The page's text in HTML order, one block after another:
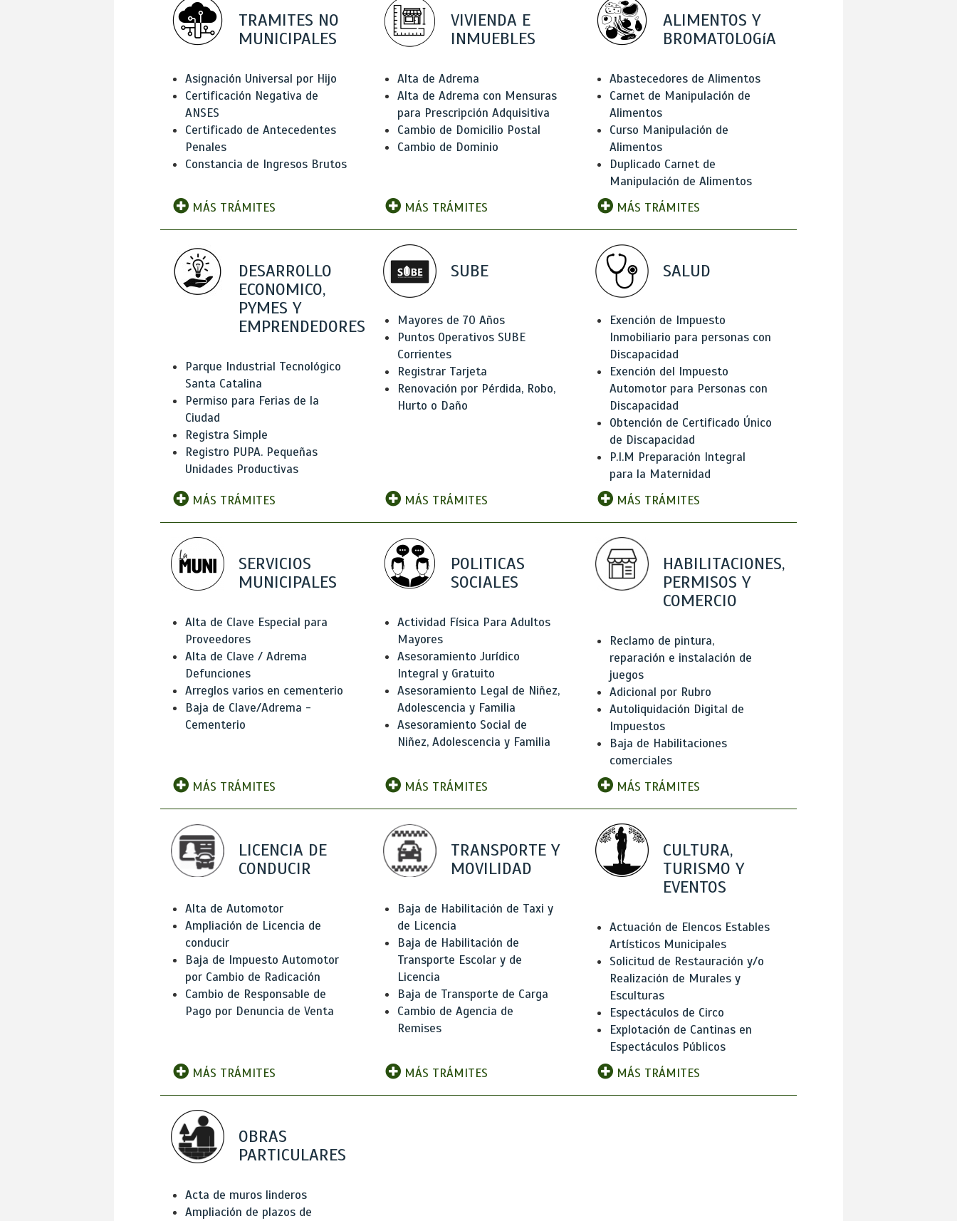
TRAMITES NO
MUNICIPALES
Asignación Universal por Hijo
Certificación Negativa de
ANSES
Certificado de Antecedentes
Penales
Constancia de Ingresos Brutos
MÁS TRÁMITES
VIVIENDA E
INMUEBLES
Alta de Adrema
Alta de Adrema con Mensuras
para Prescripción Adquisitiva
Cambio de Domicilio Postal
Cambio de Dominio
MÁS TRÁMITES
ALIMENTOS Y
BROMATOLOGíA
Abastecedores de Alimentos
Carnet de Manipulación de
Alimentos
Curso Manipulación de
Alimentos
Duplicado Carnet de
Manipulación de Alimentos
MÁS TRÁMITES
DESARROLLO
ECONOMICO,
PYMES Y
EMPRENDEDORES
Parque Industrial Tecnológico
Santa Catalina
Permiso para Ferias de la
Ciudad
Registra Simple
Registro PUPA. Pequeñas
Unidades Productivas
MÁS TRÁMITES
SUBE
Mayores de 70 Años
Puntos Operativos SUBE
Corrientes
Registrar Tarjeta
Renovación por Pérdida, Robo,
Hurto o Daño
MÁS TRÁMITES
SALUD
Exención de Impuesto
Inmobiliario para personas con
Discapacidad
Exención del Impuesto
Automotor para Personas con
Discapacidad
Obtención de Certificado Único
de Discapacidad
P.I.M Preparación Integral
para la Maternidad
MÁS TRÁMITES
SERVICIOS
MUNICIPALES
Alta de Clave Especial para
Proveedores
Alta de Clave / Adrema
Defunciones
Arreglos varios en cementerio
Baja de Clave/Adrema -
Cementerio
MÁS TRÁMITES
POLITICAS
SOCIALES
Actividad Física Para Adultos
Mayores
Asesoramiento Jurídico
Integral y Gratuito
Asesoramiento Legal de Niñez,
Adolescencia y Familia
Asesoramiento Social de
Niñez, Adolescencia y Familia
MÁS TRÁMITES
HABILITACIONES,
PERMISOS Y
COMERCIO
Reclamo de pintura,
reparación e instalación de
juegos
Adicional por Rubro
Autoliquidación Digital de
Impuestos
Baja de Habilitaciones
comerciales
MÁS TRÁMITES
LICENCIA DE
CONDUCIR
Alta de Automotor
Ampliación de Licencia de
conducir
Baja de Impuesto Automotor
por Cambio de Radicación
Cambio de Responsable de
Pago por Denuncia de Venta
MÁS TRÁMITES
TRANSPORTE Y
MOVILIDAD
Baja de Habilitación de Taxi y
de Licencia
Baja de Habilitación de
Transporte Escolar y de
Licencia
Baja de Transporte de Carga
Cambio de Agencia de
Remises
MÁS TRÁMITES
CULTURA,
TURISMO Y
EVENTOS
Actuación de Elencos Estables
Artísticos Municipales
Solicitud de Restauración y/o
Realización de Murales y
Esculturas
Espectáculos de Circo
Explotación de Cantinas en
Espectáculos Públicos
MÁS TRÁMITES
OBRAS
PARTICULARES
Acta de muros linderos
Ampliación de plazos de